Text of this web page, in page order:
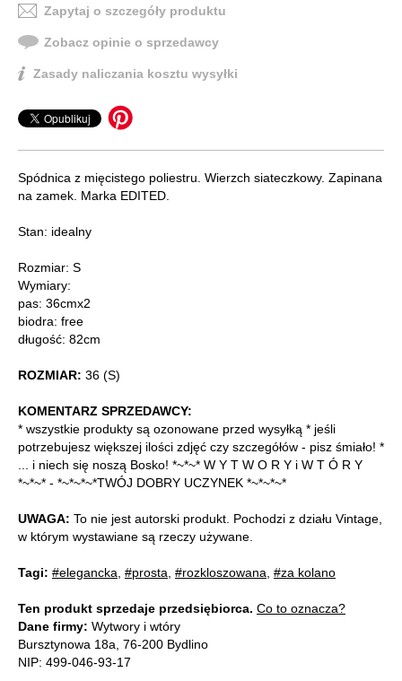
Zapytaj o szczegóły produktu
Zobacz opinie o sprzedawcy
Zasady naliczania kosztu wysyłki
Spódnica z mięcistego poliestru. Wierzch siateczkowy. Zapinana
na zamek. Marka EDITED.
Stan: idealny
Rozmiar: S
Wymiary:
pas: 36cmx2
biodra: free
długość: 82cm
ROZMIAR: 36 (S)
KOMENTARZ SPRZEDAWCY:
* wszystkie produkty są ozonowane przed wysyłką * jeśli
potrzebujesz większej ilości zdjęć czy szczegółów - pisz śmiało! *
... i niech się noszą Bosko! *~*~* W Y T W O R Y i W T Ó R Y
*~*~* - *~*~*~*TWÓJ DOBRY UCZYNEK *~*~*~*
UWAGA: To nie jest autorski produkt. Pochodzi z działu Vintage,
w którym wystawiane są rzeczy używane.
Tagi: #elegancka #prosta #rozkloszowana #za kolano
Ten produkt sprzedaje przedsiębiorca. Co to oznacza?
Dane firmy: Wytwory i wtóry
Bursztynowa 18a, 76-200 Bydlino
NIP: 499-046-93-17